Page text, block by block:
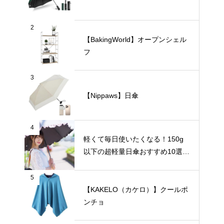
2
【BakingWorld】オープンシェル
フ
3
【Nippaws】日傘
4
軽くて毎日使いたくなる！150g
以下の超軽量日傘おすすめ10選
5
【KAKELO（カケロ）】クールポ
ンチョ